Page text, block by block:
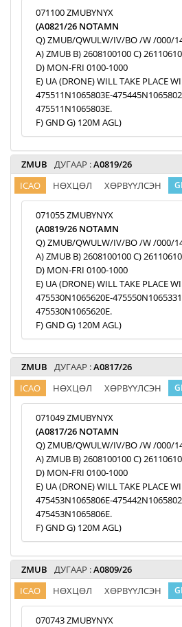
071100 ZMUBYNYX
(A0821/26 NOTAMN
Q) ZMUB/QWULW/IV/BO /W /000/
A) ZMUB B) 2608100100 C)
D) MON-FRI 0100-1000
E) UA (DRONE) WILL TAKE PLACE
475511N1065803E-
475511N1065803E.
F) GND G) 120M AGL)
ZMUB ДУГААР :A0819/26
ICAO НӨХЦӨЛ ХӨРВҮҮЛСЭН
071055 ZMUBYNYX
(A0819/26 NOTAMN
Q) ZMUB/QWULW/IV/BO /W /000/
A) ZMUB B) 2608100100 C)
D) MON-FRI 0100-1000
E) UA (DRONE) WILL TAKE PLACE
475530N1065620E-
475530N1065620E.
F) GND G) 120M AGL)
ZMUB ДУГААР :A0817/26
ICAO НӨХЦӨЛ ХӨРВҮҮЛСЭН
071049 ZMUBYNYX
(A0817/26 NOTAMN
Q) ZMUB/QWULW/IV/BO /W /000/
A) ZMUB B) 2608100100 C)
D) MON-FRI 0100-1000
E) UA (DRONE) WILL TAKE PLACE
475453N1065806E-
475453N1065806E.
F) GND G) 120M AGL)
ZMUB ДУГААР :A0809/26
ICAO НӨХЦӨЛ ХӨРВҮҮЛСЭН
070743 ZMUBYNYX